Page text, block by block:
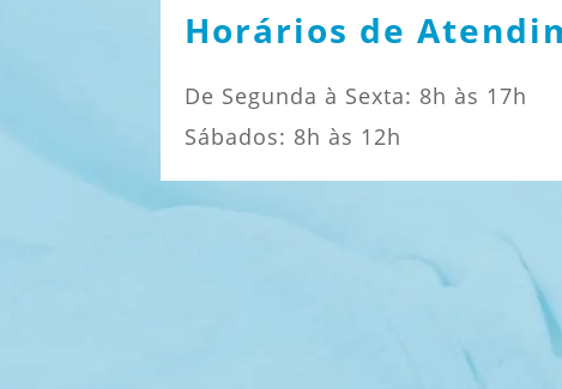
Horários de
De Segunda à Sexta: 8h às 17h
Sábados: 8h às 12h